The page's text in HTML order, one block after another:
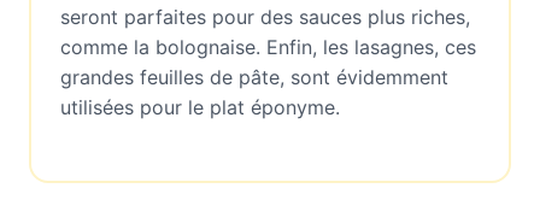
seront parfaites pour des sauces plus riches,
comme la bolognaise. Enfin, les lasagnes, ces
grandes feuilles de pâte, sont évidemment
utilisées pour le plat éponyme.